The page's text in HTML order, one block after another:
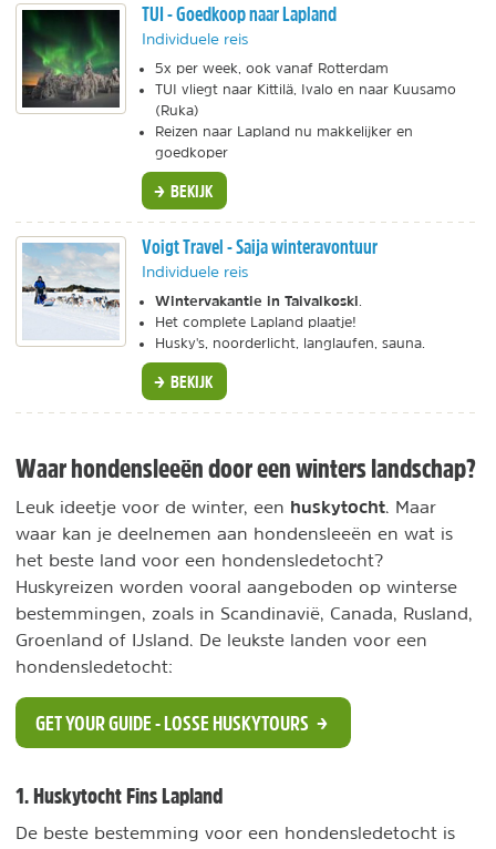
TUI - Goedkoop naar Lapland
Individuele reis
5x per week, ook vanaf Rotterdam
TUI vliegt naar Kittilä, Ivalo en naar Kuusamo
(Ruka)
Reizen naar Lapland nu makkelijker en
goedkoper
BEKIJK
Voigt Travel - Saija winteravontuur
Individuele reis
Wintervakantie in Taivalkoski
Het complete Lapland plaatje!
Husky's, noorderlicht, langlaufen, sauna.
BEKIJK
Waar hondensleeën door een winters landschap?
Leuk ideetje voor de winter, een huskytocht. Maar
waar kan je deelnemen aan hondensleeën en wat is
het beste land voor een hondensledetocht?
Huskyreizen worden vooral aangeboden op winterse
bestemmingen, zoals in Scandinavië, Canada, Rusland,
Groenland of IJsland. De leukste landen voor een
hondensledetocht:
GET YOUR GUIDE - LOSSE HUSKYTOURS
1. Huskytocht Fins Lapland
De beste bestemming voor een hondensledetocht is